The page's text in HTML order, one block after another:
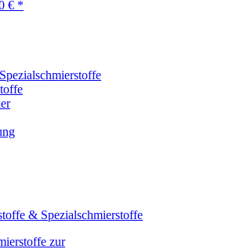
€ *
& Spezialschmierstoffe
zur